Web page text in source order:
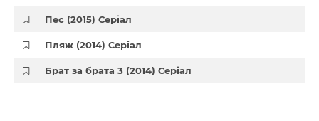
Пес (2015) Серіал
Пляж (2014) Серіал
Брат за брата 3 (2014) Серіал